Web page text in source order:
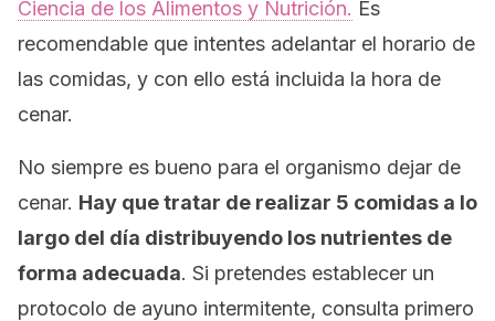
Ciencia de los Alimentos y Nutrición. Es
recomendable que intentes adelantar el horario de
las comidas, y con ello está incluida la hora de
cenar.
No siempre es bueno para el organismo dejar de
cenar. Hay que tratar de realizar 5 comidas a lo
largo del día distribuyendo los nutrientes de
forma adecuada. Si pretendes establecer un
protocolo de ayuno intermitente, consulta primero